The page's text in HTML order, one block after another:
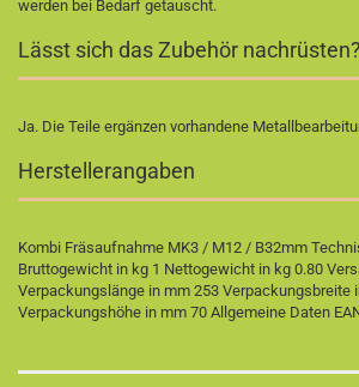
werden bei Bedarf getauscht.
Lässt sich das Zubehör nachrüsten?
Ja. Die Teile ergänzen vorhandene
Herstellerangaben
Kombi Fräsaufnahme MK3 / M12 / B32mm
Bruttogewicht in kg 1 Nettogewicht in kg 0.80
Verpackungslänge in mm 253 Verpackungsbreite
Verpackungshöhe in mm 70 Allgemeine Daten